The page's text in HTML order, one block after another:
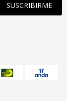
SUSCRIBIRME